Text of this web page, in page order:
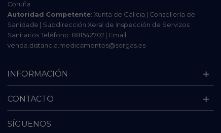
Coruña
Autoridad Competente: Xunta de Galicia | Consellería de
Sanidade | Subdirección Xeral de Inspección de Servizos
Sanitarios Teléfono: 881542702 | Email:
venda.distancia.medicamentos@sergas.es
INFORMACIÓN
CONTACTO
SÍGUENOS